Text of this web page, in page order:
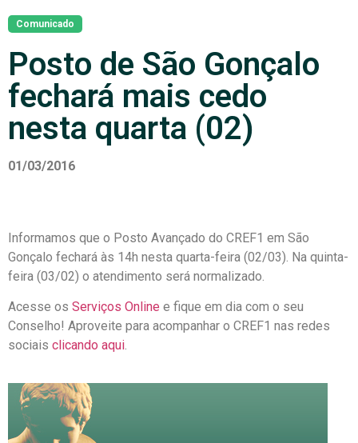
Comunicado
Posto de São Gonçalo
fechará mais cedo
nesta quarta (02)
01/03/2016
Informamos que o Posto Avançado do CREF1 em São
Gonçalo fechará às 14h nesta quarta-feira (02/03). Na quinta-
feira (03/02) o atendimento será normalizado.
Acesse os Serviços Online e fique em dia com o seu
Conselho! Aproveite para acompanhar o CREF1 nas redes
sociais clicando aqui.